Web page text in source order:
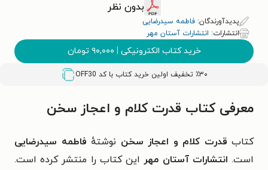
بدون نظر
پدیدآورندگان: فاطمه سیدرضایی
انتشارات: انتشارات آستان مهر
خرید کتاب الکترونیکی | ۹۰,۰۰۰ تومان
٪۳۰ تخفیف اولین خرید کتاب با کد OFF30
معرفی کتاب قدرت کلام و اعجاز سخن
کتاب قدرت کلام و اعجاز سخن نوشتهٔ فاطمه سیدرضایی
است. انتشارات آستان مهر این کتاب را منتشر کرده است.